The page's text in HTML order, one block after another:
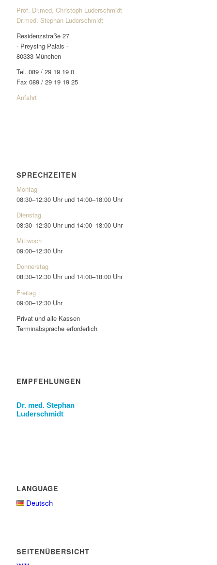
Prof. Dr.med. Christoph Luderschmidt
Dr.med. Stephan Luderschmidt
Residenzstraße 27
- Preysing Palais -
80333 München
Tel. 089 / 29 19 19 0
Fax 089 / 29 19 19 25
Anfahrt
SPRECHZEITEN
Montag
08:30–12:30 Uhr und 14:00–18:00 Uhr
Dienstag
08:30–12:30 Uhr und 14:00–18:00 Uhr
Mittwoch
09:00–12:30 Uhr
Donnerstag
08:30–12:30 Uhr und 14:00–18:00 Uhr
Freitag
09:00–12:30 Uhr
Privat und alle Kassen
Terminabsprache erforderlich
EMPFEHLUNGEN
Dr. med. Stephan
Luderschmidt
LANGUAGE
Deutsch
SEITENÜBERSICHT